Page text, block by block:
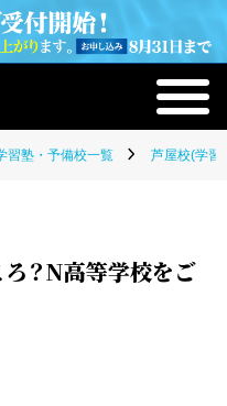
習塾・予備校一覧 芦屋校(学習
？N高等学校をご